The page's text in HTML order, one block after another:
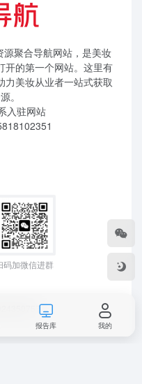
聚合导航网站，是美妆
开的第一个网站。这里有
力美妆从业者一站式获取
。
入驻网站
码加微信进群
报告库 我的